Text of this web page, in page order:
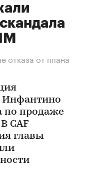
отказа от плана
Инфантино
по продаже
CAF
главы